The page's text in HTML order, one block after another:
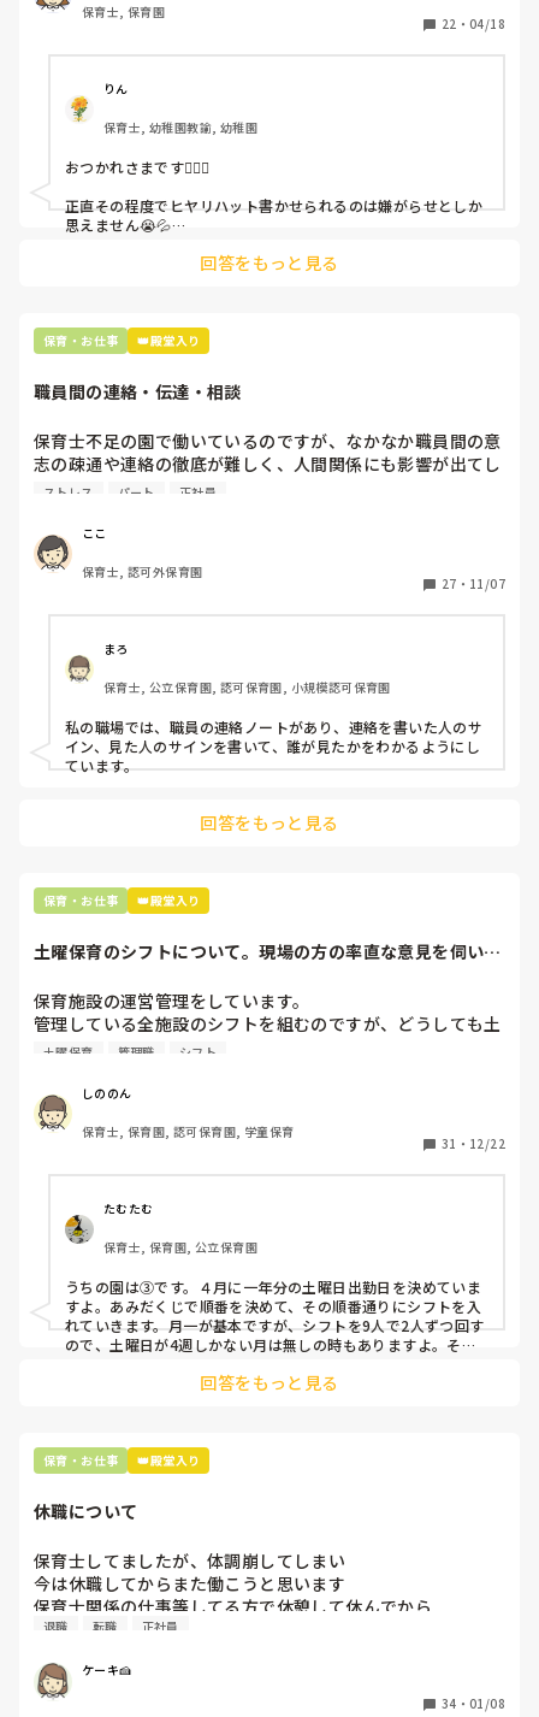
しかも、上司に↑この内容でも
ちゃんと考えて対策を練って書き込むようにと。
呼ばれて一緒に対策を考えさせられること多数
これだけで30〜40分拘束されて辛いです
皆さんの園はどうですか?
保育士, 保育園
22 ・ 04/18
りん
保育士, 幼稚園教諭, 幼稚園
おつかれさまです🙇🏻‍♀️
正直その程度でヒヤリハット書かせられるのは嫌がらせとしか
思えません😭💦
回答をもっと見る
保育・お仕事 👑殿堂入り
職員間の連絡・伝達・相談
保育士不足の園で働いているのですが、なかなか職員間の意
志の疎通や連絡の徹底が難しく、人間関係にも影響が出てし
まっています。
底を図るためにどんな工夫をされているのでしょうか？
一応、昼の時間に簡単なミーティングは行っていますが、そ
職員会も似たような状態で…なんとか改善できないかと悩ん
でいます。
ストレス パート 正社員
ここ
保育士, 認可外保育園
27 ・ 11/07
まろ
保育士, 公立保育園, 認可保育園, 小規模認可保育園
私の職場では、職員の連絡ノートがあり、連絡を書いた人のサ
イン、見た人のサインを書いて、誰が見たかをわかるようにし
ています。
回答をもっと見る
保育・お仕事 👑殿堂入り
土曜保育のシフトについて。現場の方の率直な意見を伺いた
保育施設の運営管理をしています。
管理している全施設のシフトを組むのですが、どうしても土
曜保育だけは入れる方が少なく、いつも苦労しています。
て入職しているはずですが、いざ勤務が始まると一日も土曜
出勤が出来ない方ばかりです。
①土曜日の希望休は2日まで、と制限をかける
②毎月、必ず土曜保育に入ることのできる日を1日だけピッ
クアップしてもらう
③仮シフトが出た時、土曜出勤が難しければ自身で代わりの
上記のいずれかの対策を取り入れることを考えています。
土曜保育 管理職 シフト
しののん
保育士, 保育園, 認可保育園, 学童保育
31 ・ 12/22
たむたむ
保育士, 保育園, 公立保育園
うちの園は③です。４月に一年分の土曜日出勤日を決めていま
すよ。あみだくじで順番を決めて、その順番通りにシフトを入
れていきます。月一が基本ですが、シフトを9人で2人ずつ回す
ので、土曜日が4週しかない月は無しの時もありますよ。その
て貰い、主任に報告してます。
回答をもっと見る
保育・お仕事 👑殿堂入り
休職について
保育士してましたが、体調崩してしまい
今は休職してからまた働こうと思います
保育士関係の仕事等してる方で休憩して休んでから
仕事した方いますか？
休んだ方いいと言われて家族と話した結果
退職して少し休むことにしました
退職 転職 正社員
ケーキ🍰
34 ・ 01/08